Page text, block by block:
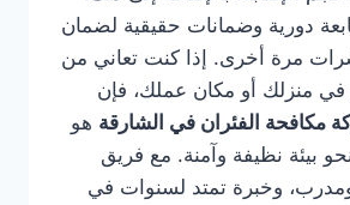
دورية وضمانات حقيقية لضمان
مرة أخرى. إذا كنت تعاني من
منزلك أو مكان عملك، فإن
مكافحة الفئران في الشارقة هو
بيئة نظيفة وآمنة. مع فريق
وخبرة تمتد لسنوات في